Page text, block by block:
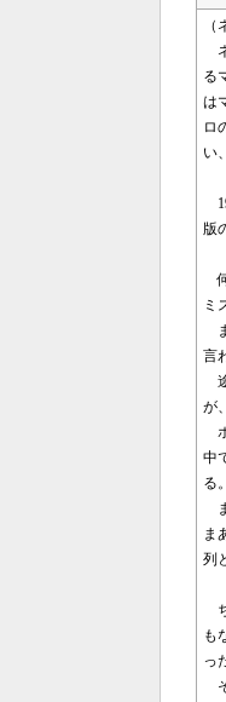
る
は
ロ
い
版
ミ
言
が
中
る
ま
列
も
っ